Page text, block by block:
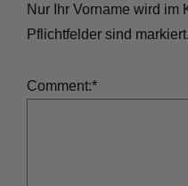
Nur Ihr Vorname wird im
Pflichtfelder sind markiert.
Comment:*